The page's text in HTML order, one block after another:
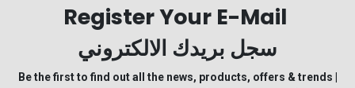
Register Your E-Mail
سجل بريدك الالكتروني
Be the first to find out all the news, products, offers & trends |